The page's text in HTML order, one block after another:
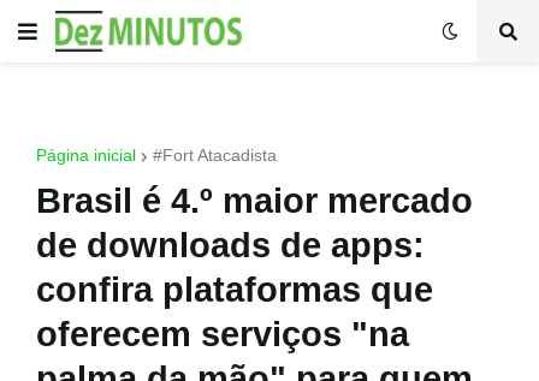
Página inicial #Fort Atacadista
Brasil é 4.º maior mercado
de downloads de apps:
confira plataformas que
oferecem serviços "na